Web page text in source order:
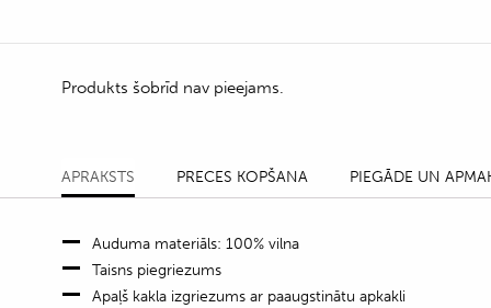
Produkts šobrīd nav pieejams.
APRAKSTS PRECES KOPŠANA PIEGĀDE UN
Auduma materiāls: 100% vilna
Taisns piegriezums
Apaļš kakla izgriezums ar paaugstinātu apkakli